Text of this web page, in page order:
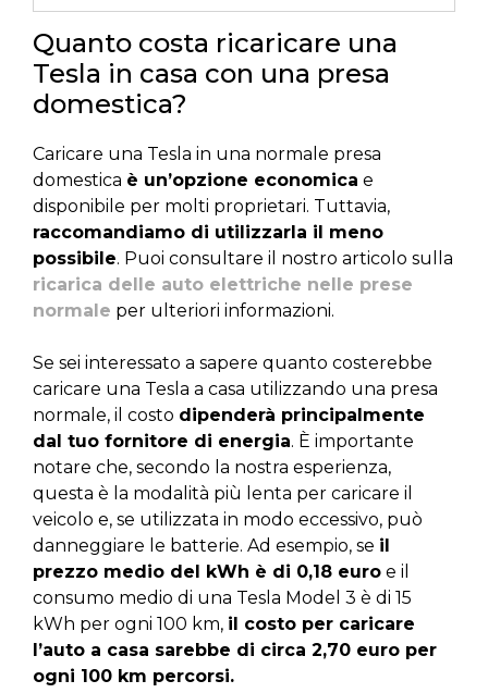
Quanto costa ricaricare una
Tesla in casa con una presa
domestica?
Caricare una Tesla in una normale presa
domestica è un’opzione economica e
disponibile per molti proprietari. Tuttavia,
raccomandiamo di utilizzarla il meno
possibile. Puoi consultare il nostro articolo sulla
ricarica delle auto elettriche nelle prese
normale per ulteriori informazioni.
Se sei interessato a sapere quanto costerebbe
caricare una Tesla a casa utilizzando una presa
normale, il costo dipenderà principalmente
dal tuo fornitore di energia. È importante
notare che, secondo la nostra esperienza,
questa è la modalità più lenta per caricare il
veicolo e, se utilizzata in modo eccessivo, può
danneggiare le batterie. Ad esempio, se il
prezzo medio del kWh è di 0,18 euro e il
consumo medio di una Tesla Model 3 è di 15
kWh per ogni 100 km, il costo per caricare
l’auto a casa sarebbe di circa 2,70 euro per
ogni 100 km percorsi.